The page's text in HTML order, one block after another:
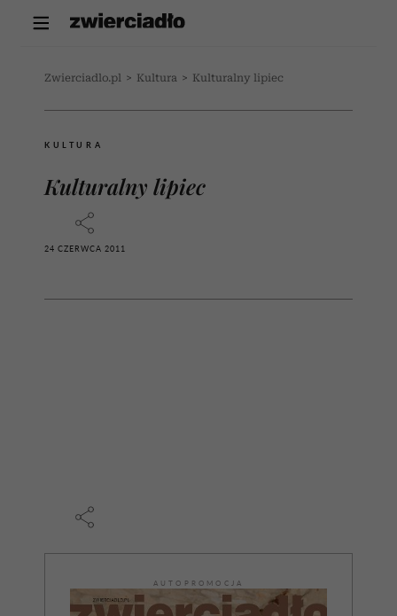
Zwierciadlo.pl > Kultura > Kulturalny lipiec
KULTURA
Kulturalny lipiec
24 CZERWCA 2011
AUTOPROMOCJA